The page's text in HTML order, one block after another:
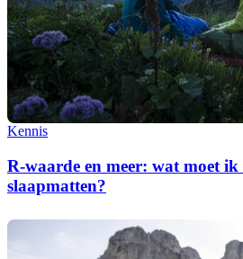
Kennis
R-waarde en meer: wat moet
slaapmatten?